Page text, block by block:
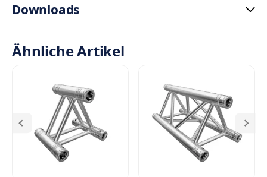
Downloads
Ähnliche Artikel